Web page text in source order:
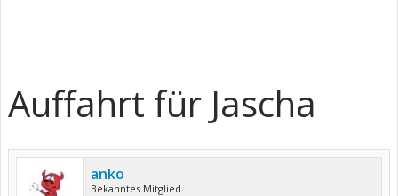
Auffahrt für Jascha
anko
Bekanntes Mitglied